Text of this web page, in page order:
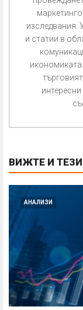
изследвания.
и статии в
ВИЖТЕ И
АНАЛИЗИ